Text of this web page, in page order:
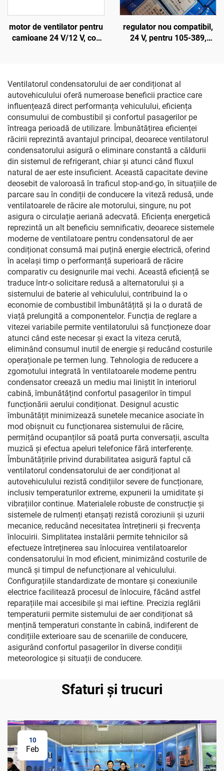
motor de ventilator pentru
camioane 24 V/12 V, cod
regulator nou compatibil,
24 V, pentru 105-389,
Ventilatorul condensatorului de aer condiționat al
autovehiculului oferă numeroase beneficii practice care
influențează direct performanța vehiculului, eficiența
consumului de combustibil și confortul pasagerilor pe
întreaga perioadă de utilizare. Îmbunătățirea eficienței
răcirii reprezintă avantajul principal, deoarece ventilatorul
condensatorului asigură o eliminare constantă a căldurii
din sistemul de refrigerant, chiar și atunci când fluxul
natural de aer este insuficient. Această capacitate devine
deosebit de valoroasă în traficul stop-and-go, în situațiile de
parcare sau în condiții de conducere la viteză redusă, unde
ventilatoarele de răcire ale motorului, singure, nu pot
asigura o circulație aeriană adecvată. Eficiența energetică
reprezintă un alt beneficiu semnificativ, deoarece sistemele
moderne de ventilatoare pentru condensatorul de aer
condiționat consumă mai puțină energie electrică, oferind
în același timp o performanță superioară de răcire
comparativ cu designurile mai vechi. Această eficiență se
traduce într-o solicitare redusă a alternatorului și a
sistemului de baterie al vehiculului, contribuind la o
economie de combustibil îmbunătățită și la o durată de
viață prelungită a componentelor. Funcția de reglare a
vitezei variabile permite ventilatorului să funcționeze doar
atunci când este necesar și exact la viteza cerută,
eliminând consumul inutil de energie și reducând costurile
operaționale pe termen lung. Tehnologia de reducere a
zgomotului integrată în ventilatoarele moderne pentru
condensator creează un mediu mai liniștit în interiorul
cabină, îmbunătățind confortul pasagerilor în timpul
funcționării aerului condiționat. Designul acustic
îmbunătățit minimizează sunetele mecanice asociate în
mod obișnuit cu funcționarea sistemului de răcire,
permițând ocupanților să poată purta conversații, asculta
muzică și efectua apeluri telefonice fără interferențe.
Îmbunătățirile privind durabilitatea asigură faptul că
ventilatorul condensatorului de aer condiționat al
autovehiculului rezistă condițiilor severe de funcționare,
inclusiv temperaturilor extreme, expunerii la umiditate și
vibrațiilor continue. Materialele robuste de construcție și
sistemele de rulmenți etanșați rezistă coroziunii și uzurii
mecanice, reducând necesitatea întreținerii și frecvența
înlocuirii. Simplitatea instalării permite tehnicilor să
efectueze întreținerea sau înlocuirea ventilatoarelor
condensatorului în mod eficient, minimizând costurile de
muncă și timpul de nefuncționare al vehiculului.
Configurațiile standardizate de montare și conexiunile
electrice facilitează procesul de înlocuire, făcând astfel
reparațiile mai accesibile și mai ieftine. Precizia reglării
temperaturii permite sistemului de aer condiționat să
mențină temperaturi constante în cabină, indiferent de
condițiile exterioare sau de scenariile de conducere,
asigurând confortul pasagerilor în diverse condiții
meteorologice și situații de conducere.
Sfaturi și trucuri
10
Feb